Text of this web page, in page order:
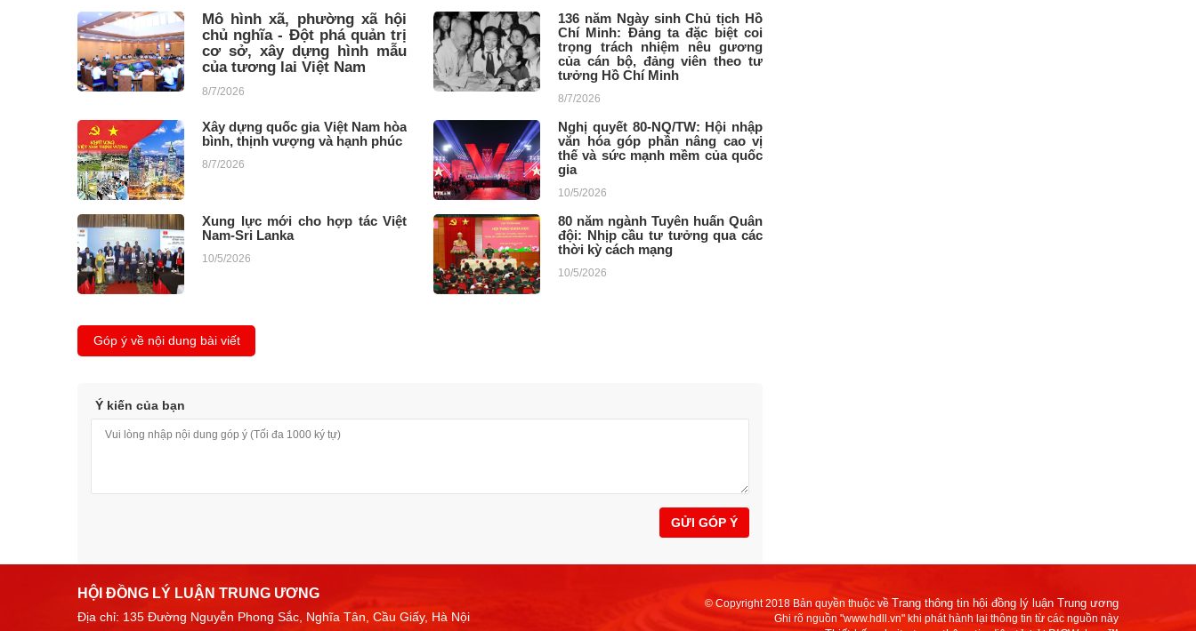
Mô hình xã, phường xã hội
chủ nghĩa - Đột phá quản trị
cơ sở, xây dựng hình mẫu
của tương lai Việt Nam
8/7/2026
136 năm Ngày sinh Chủ tịch Hồ
Chí Minh: Đảng ta đặc biệt coi
trọng trách nhiệm nêu gương
của cán bộ, đảng viên theo tư
tưởng Hồ Chí Minh
8/7/2026
Xây dựng quốc gia Việt Nam hòa
bình, thịnh vượng và hạnh phúc
8/7/2026
Nghị quyết 80-NQ/TW: Hội nhập
văn hóa góp phần nâng cao vị
thế và sức mạnh mềm của quốc
gia
10/5/2026
Xung lực mới cho hợp tác Việt
Nam-Sri Lanka
10/5/2026
80 năm ngành Tuyên huấn Quân
đội: Nhịp cầu tư tưởng qua các
thời kỳ cách mạng
10/5/2026
Góp ý về nội dung bài viết
Ý kiến của bạn
GỬI GÓP Ý
HỘI ĐỒNG LÝ LUẬN TRUNG ƯƠNG
Địa chỉ: 135 Đường Nguyễn Phong Sắc, Nghĩa Tân, Cầu Giấy, Hà Nội
© Copyright 2018 Bản quyền thuộc về Trang thông tin hội đồng lý luận Trung ương
Ghi rõ nguồn "www.hdll.vn" khi phát hành lại thông tin từ các nguồn này